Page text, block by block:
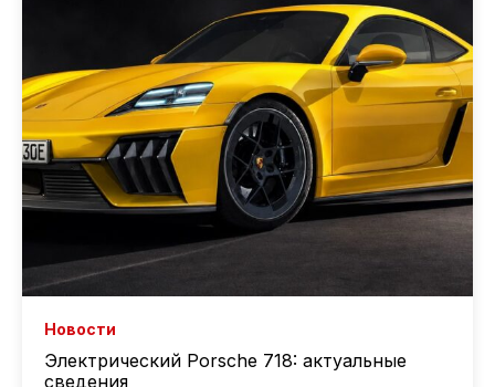
Новости
Электрический Porsche 718: актуальные
сведения